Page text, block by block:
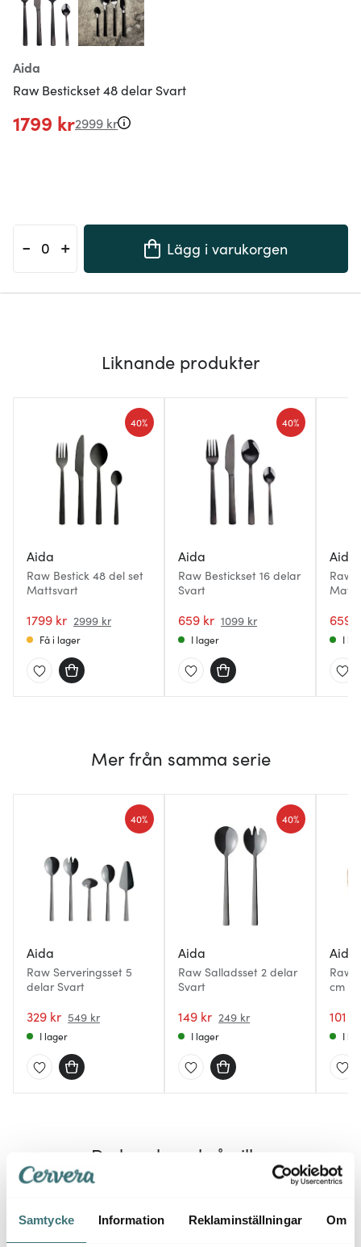
Samtycke Information Reklaminställningar Om
Aida
Raw Bestickset 48 delar Svart
1799 kr2999 kr
- + Lägg i varukorgen
Liknande produkter
Aida
Raw Bestick 48 del set
Mattsvart
1799 kr 2999 kr
40%
Få i lager
Aida
Raw Bestickset 16 delar
Svart
659 kr 1099 kr
40%
I lager
Aida
Raw
659
I
Mer från samma serie
Aida
Raw Serveringsset 5
delar Svart
329 kr 549 kr
40%
I lager
Aida
Raw Salladsset 2 delar
Svart
149 kr 249 kr
40%
I lager
Aida
Raw
cm
101 kr
I
Du kanske också gillar
40% 40%